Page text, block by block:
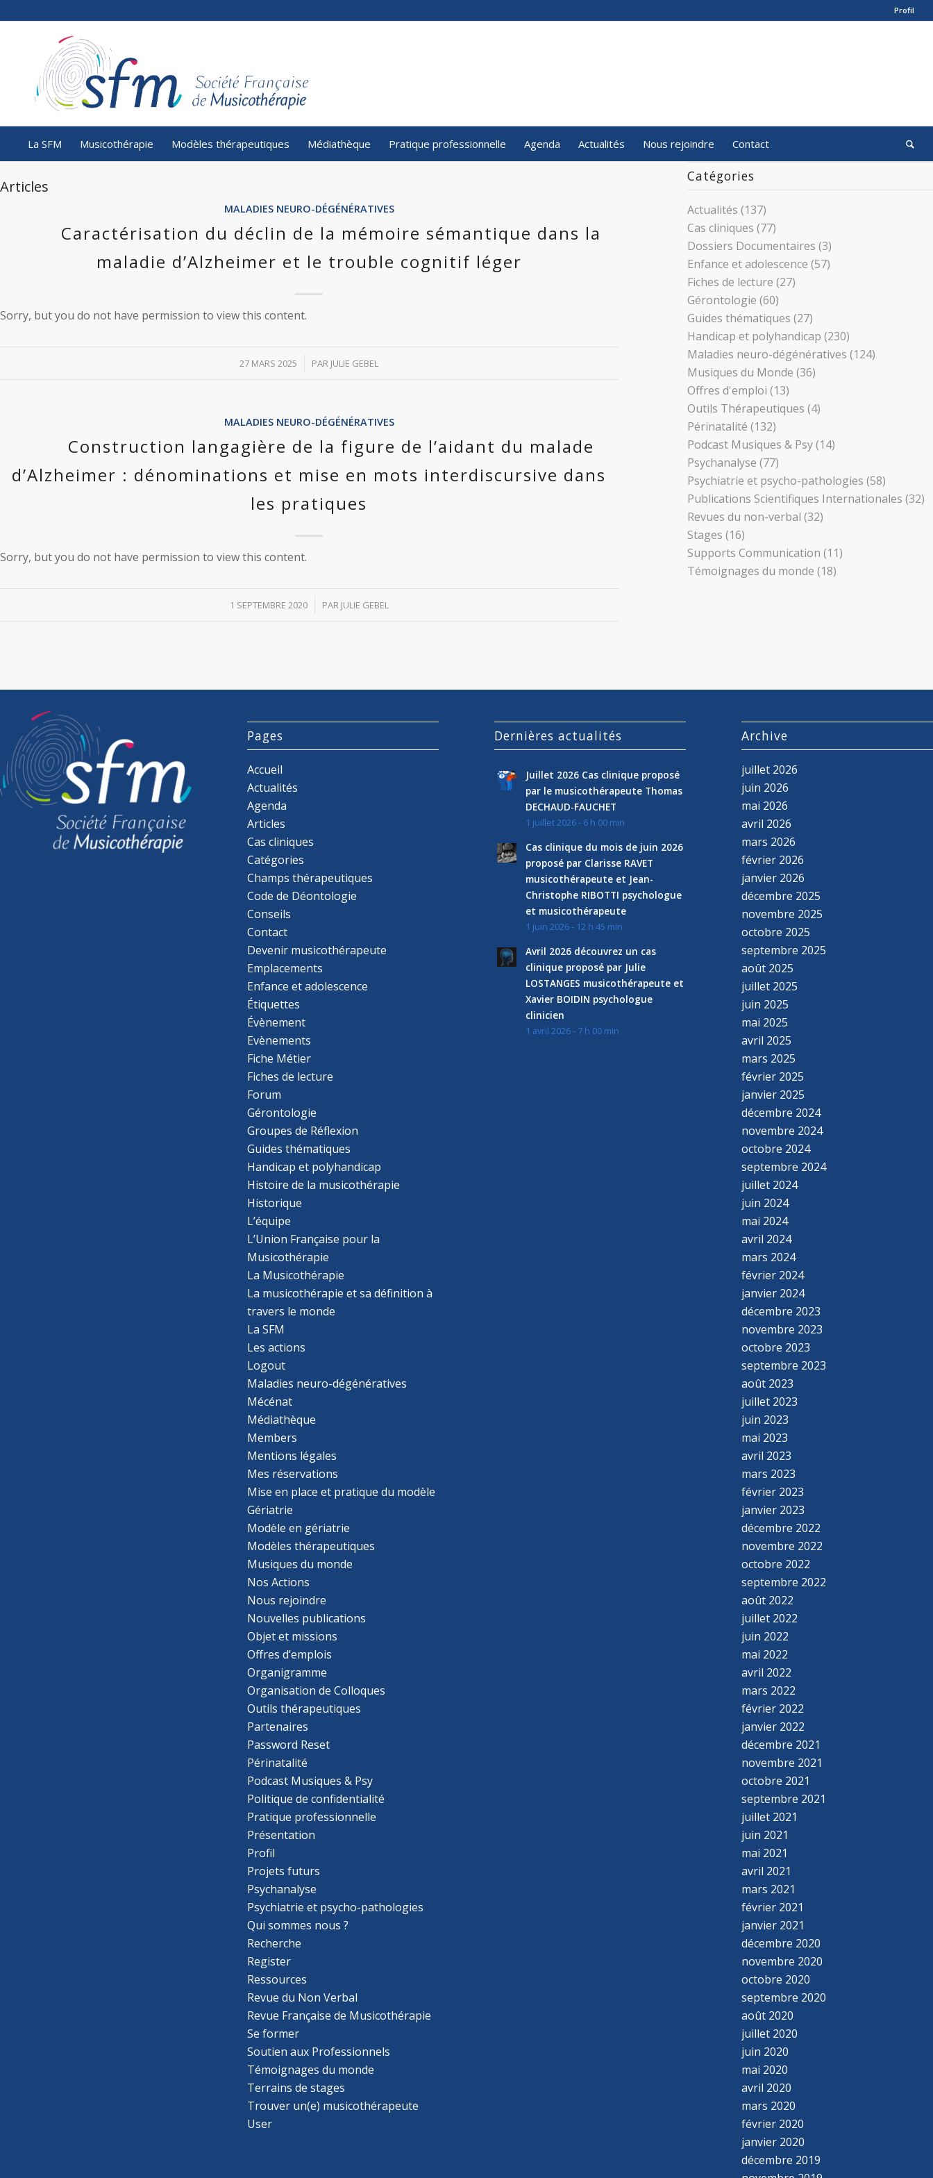
Profil
La SFM Musicothérapie Modèles thérapeutiques Médiathèque Pratique professionnelle Agenda Actualités Nous rejoindre Contact
Articles
MALADIES NEURO-DÉGÉNÉRATIVES
Caractérisation du déclin de la mémoire sémantique dans la
maladie d’Alzheimer et le trouble cognitif léger
Sorry, but you do not have permission to view this content.
27 MARS 2025
/ PAR JULIE GEBEL
MALADIES NEURO-DÉGÉNÉRATIVES
Construction langagière de la figure de l’aidant du malade
d’Alzheimer : dénominations et mise en mots interdiscursive dans
les pratiques
Sorry, but you do not have permission to view this content.
1 SEPTEMBRE 2020
/ PAR JULIE GEBEL
Catégories
Actualités (137)
Cas cliniques (77)
Dossiers Documentaires (3)
Enfance et adolescence (57)
Fiches de lecture (27)
Gérontologie (60)
Guides thématiques (27)
Handicap et polyhandicap (230)
Maladies neuro-dégénératives (124)
Musiques du Monde (36)
Offres d'emploi (13)
Outils Thérapeutiques (4)
Périnatalité (132)
Podcast Musiques & Psy(14)
Psychanalyse (77)
Psychiatrie et psycho-pathologies (58)
Publications Scientifiques Internationales (32)
Revues du non-verbal (32)
Stages (16)
Supports Communication (11)
Témoignages du monde (18)
Pages
Accueil
Actualités
Agenda
Articles
Cas cliniques
Catégories
Champs thérapeutiques
Code de Déontologie
Conseils
Contact
Devenir musicothérapeute
Emplacements
Enfance et adolescence
Étiquettes
Évènement
Evènements
Fiche Métier
Fiches de lecture
Forum
Gérontologie
Groupes de Réflexion
Guides thématiques
Handicap et polyhandicap
Histoire de la musicothérapie
Historique
L’équipe
L’Union Française pour la
Musicothérapie
La Musicothérapie
La musicothérapie et sa définition à
travers le monde
La SFM
Les actions
Logout
Maladies neuro-dégénératives
Mécénat
Médiathèque
Members
Mentions légales
Mes réservations
Mise en place et pratique du modèle
Gériatrie
Modèle en gériatrie
Modèles thérapeutiques
Musiques du monde
Nos Actions
Nous rejoindre
Nouvelles publications
Objet et missions
Offres d’emplois
Organigramme
Organisation de Colloques
Outils thérapeutiques
Partenaires
Password Reset
Périnatalité
Podcast Musiques & Psy
Politique de confidentialité
Pratique professionnelle
Présentation
Profil
Projets futurs
Psychanalyse
Psychiatrie et psycho-pathologies
Qui sommes nous ?
Recherche
Register
Ressources
Revue du Non Verbal
Revue Française de Musicothérapie
Se former
Soutien aux Professionnels
Témoignages du monde
Terrains de stages
Trouver un(e) musicothérapeute
User
Dernières actualités
Juillet 2026 Cas clinique proposé
par le musicothérapeute Thomas
DECHAUD-FAUCHET
1 juillet 2026 - 6 h 00 min
Cas clinique du mois de juin 2026
proposé par Clarisse RAVET
musicothérapeute et Jean-
Christophe RIBOTTI psychologue
et musicothérapeute
1 juin 2026 - 12 h 45 min
Avril 2026 découvrez un cas
clinique proposé par Julie
LOSTANGES musicothérapeute et
Xavier BOIDIN psychologue
clinicien
1 avril 2026 - 7 h 00 min
Archive
juillet 2026
juin 2026
mai 2026
avril 2026
mars 2026
février 2026
janvier 2026
décembre 2025
novembre 2025
octobre 2025
septembre 2025
août 2025
juillet 2025
juin 2025
mai 2025
avril 2025
mars 2025
février 2025
janvier 2025
décembre 2024
novembre 2024
octobre 2024
septembre 2024
juillet 2024
juin 2024
mai 2024
avril 2024
mars 2024
février 2024
janvier 2024
décembre 2023
novembre 2023
octobre 2023
septembre 2023
août 2023
juillet 2023
juin 2023
mai 2023
avril 2023
mars 2023
février 2023
janvier 2023
décembre 2022
novembre 2022
octobre 2022
septembre 2022
août 2022
juillet 2022
juin 2022
mai 2022
avril 2022
mars 2022
février 2022
janvier 2022
décembre 2021
novembre 2021
octobre 2021
septembre 2021
juillet 2021
juin 2021
mai 2021
avril 2021
mars 2021
février 2021
janvier 2021
décembre 2020
novembre 2020
octobre 2020
septembre 2020
août 2020
juillet 2020
juin 2020
mai 2020
avril 2020
mars 2020
février 2020
janvier 2020
décembre 2019